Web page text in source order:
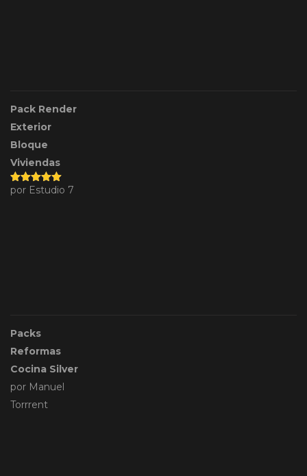
Pack Render
Exterior
Bloque
Viviendas
Valorado
por Estudio 7
Packs
Reformas
Cocina Silver
por Manuel
Torrrent